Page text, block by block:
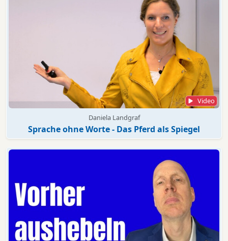
Video
Daniela Landgraf
Sprache ohne Worte - Das Pferd als Spiegel